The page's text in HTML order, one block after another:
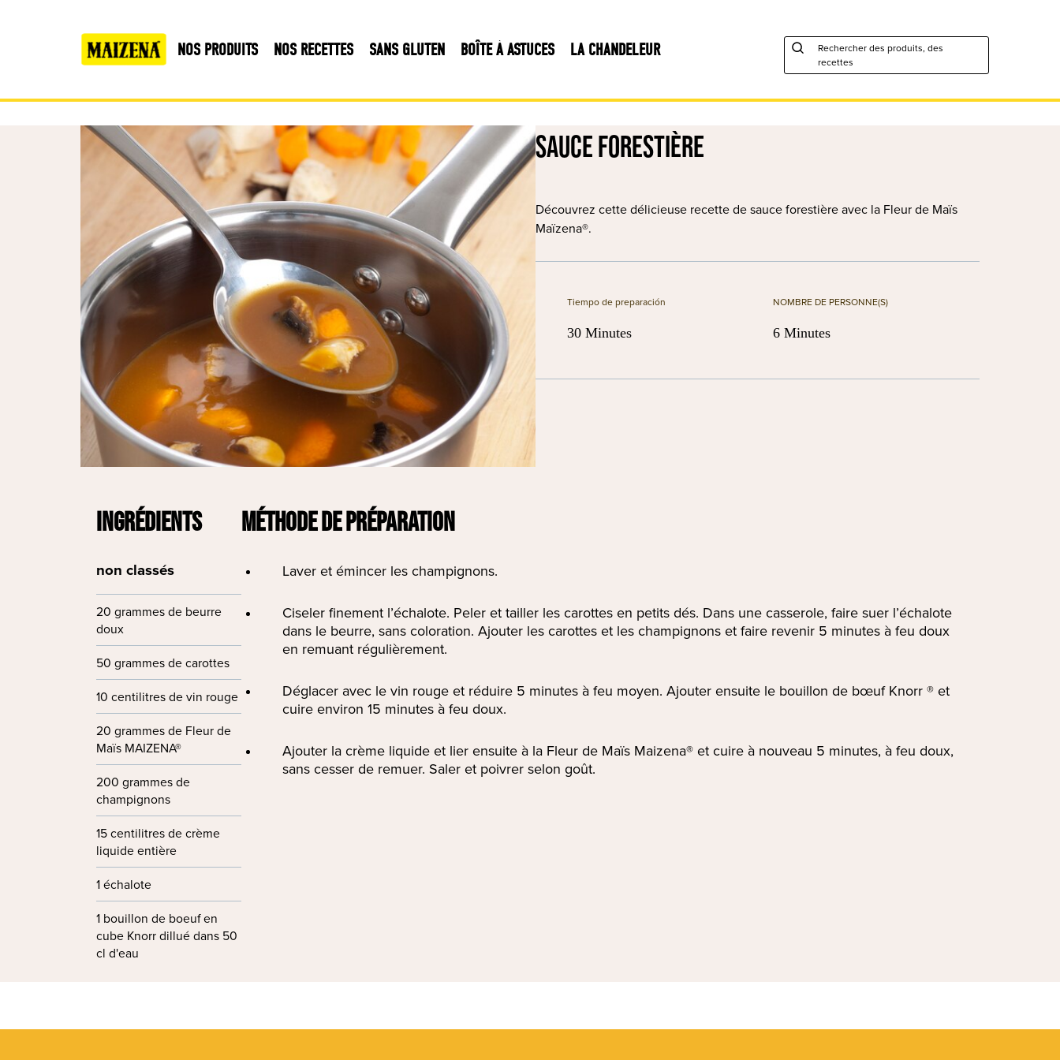
NOS PRODUITS NOS RECETTES SANS GLUTEN BOÎTE À ASTUCES LA CHANDELEUR
Rechercher des produits, des
recettes
Sauce forestière
Découvrez cette délicieuse recette de sauce forestière avec la Fleur de Maïs
Maïzena®.
Tiempo de preparación
30 Minutes
NOMBRE DE PERSONNE(S)
6 Minutes
INGRÉDIENTS
non classés
20 grammes de beurre
doux
50 grammes de carottes
10 centilitres de vin rouge
20 grammes de Fleur de
Maïs MAIZENA®
200 grammes de
champignons
15 centilitres de crème
liquide entière
1 échalote
1 bouillon de boeuf en
cube Knorr dillué dans 50
cl d'eau
MÉTHODE DE PRÉPARATION
Laver et émincer les champignons.
Ciseler finement l’échalote. Peler et tailler les carottes en petits dés. Dans une casserole, faire suer l’échalote
dans le beurre, sans coloration. Ajouter les carottes et les champignons et faire revenir 5 minutes à feu doux
en remuant régulièrement.
Déglacer avec le vin rouge et réduire 5 minutes à feu moyen. Ajouter ensuite le bouillon de bœuf Knorr ® et
cuire environ 15 minutes à feu doux.
Ajouter la crème liquide et lier ensuite à la Fleur de Maïs Maizena® et cuire à nouveau 5 minutes, à feu doux,
sans cesser de remuer. Saler et poivrer selon goût.